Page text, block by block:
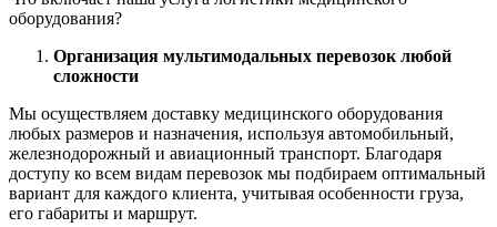
оборудования?
Организация мультимодальных перевозок любой
сложности
Мы осуществляем доставку медицинского оборудования
любых размеров и назначения, используя автомобильный,
железнодорожный и авиационный транспорт. Благодаря
доступу ко всем видам перевозок мы подбираем оптимальный
вариант для каждого клиента, учитывая особенности груза,
его габариты и маршрут.